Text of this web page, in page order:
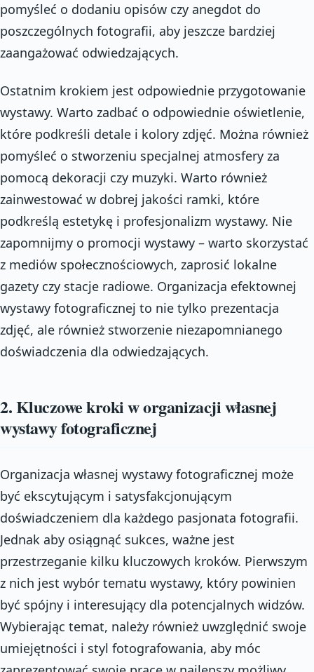
pomyśleć o dodaniu opisów czy anegdot do
poszczególnych fotografii, aby jeszcze bardziej
zaangażować odwiedzających.
Ostatnim krokiem jest odpowiednie przygotowanie
wystawy. Warto zadbać o odpowiednie oświetlenie,
które podkreśli detale i kolory zdjęć. Można również
pomyśleć o stworzeniu specjalnej atmosfery za
pomocą dekoracji czy muzyki. Warto również
zainwestować w dobrej jakości ramki, które
podkreślą estetykę i profesjonalizm wystawy. Nie
zapomnijmy o promocji wystawy – warto skorzystać
z mediów społecznościowych, zaprosić lokalne
gazety czy stacje radiowe. Organizacja efektownej
wystawy fotograficznej to nie tylko prezentacja
zdjęć, ale również stworzenie niezapomnianego
doświadczenia dla odwiedzających.
2. Kluczowe kroki w organizacji własnej
wystawy fotograficznej
Organizacja własnej wystawy fotograficznej może
być ekscytującym i satysfakcjonującym
doświadczeniem dla każdego pasjonata fotografii.
Jednak aby osiągnąć sukces, ważne jest
przestrzeganie kilku kluczowych kroków. Pierwszym
z nich jest wybór tematu wystawy, który powinien
być spójny i interesujący dla potencjalnych widzów.
Wybierając temat, należy również uwzględnić swoje
umiejętności i styl fotografowania, aby móc